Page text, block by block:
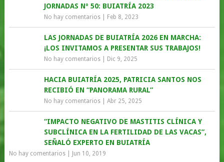
JORNADAS Nº 50: BUIATRÍA 2023
No hay comentarios| Feb 8, 2023
LAS JORNADAS DE BUIATRÍA 2026 EN MARCHA:
¡LOS INVITAMOS A PRESENTAR SUS TRABAJOS!
No hay comentarios| Dic 9, 2025
HACIA BUIATRÍA 2025, PATRICIA SANTOS NOS
RECIBIÓ EN “PANORAMA RURAL”
No hay comentarios| Abr 25, 2025
“IMPACTO NEGATIVO DE MASTITIS CLÍNICA Y
SUBCLÍNICA EN LA FERTILIDAD DE LAS VACAS”,
SEÑALÓ EXPERTO EN BUIATRÍA
No hay comentarios| Jun 10, 2019